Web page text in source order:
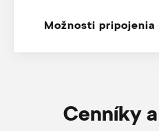
Možnosti pripojenia
Cenníky